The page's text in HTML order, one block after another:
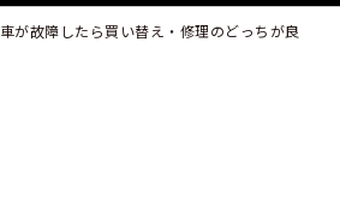
車が故障したら買い替え・修理のどっちが良